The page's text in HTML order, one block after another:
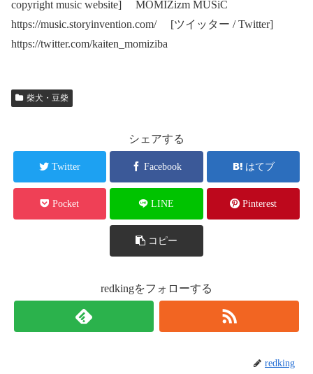
copyright music website] MOMIZizm MUSiC
https://music.storyinvention.com/ [ツイッター / Twitter]
https://twitter.com/kaiten_momiziba
柴犬・豆柴
シェアする
Twitter Facebook はてブ
Pocket LINE Pinterest
コピー
redkingをフォローする
redking